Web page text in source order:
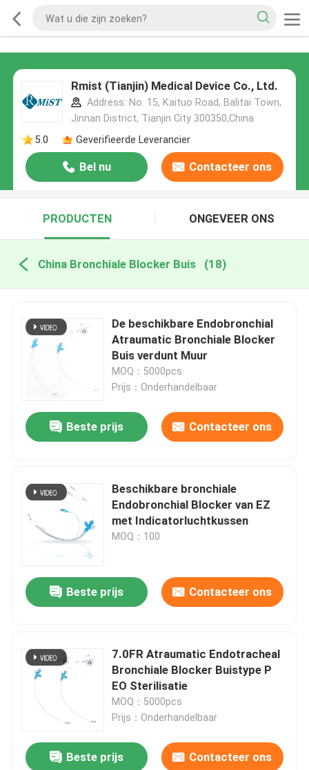
Rmist (Tianjin) Medical Device Co., Ltd.
Address: No. 15, Kaituo Road, Balitai Town,
Jinnan District, Tianjin City 300350,China
5.0
Geverifieerde Leverancier
Bel nu Contacteer ons
PRODUCTEN ONGEVEER ONS
China Bronchiale Blocker Buis (18)
De beschikbare Endobronchial
Atraumatic Bronchiale Blocker
Buis verdunt Muur
MOQ：5000pcs
Prijs：Onderhandelbaar
Beste prijs Contacteer ons
Beschikbare bronchiale
Endobronchial Blocker van EZ
met Indicatorluchtkussen
MOQ：100
Beste prijs Contacteer ons
7.0FR Atraumatic Endotracheal
Bronchiale Blocker Buistype P
EO Sterilisatie
MOQ：5000pcs
Prijs：Onderhandelbaar
Beste prijs Contacteer ons